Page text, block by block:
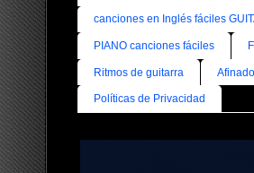
canciones en Inglés fáciles
PIANO canciones fáciles
Ritmos de guitarra
Políticas de Privacidad